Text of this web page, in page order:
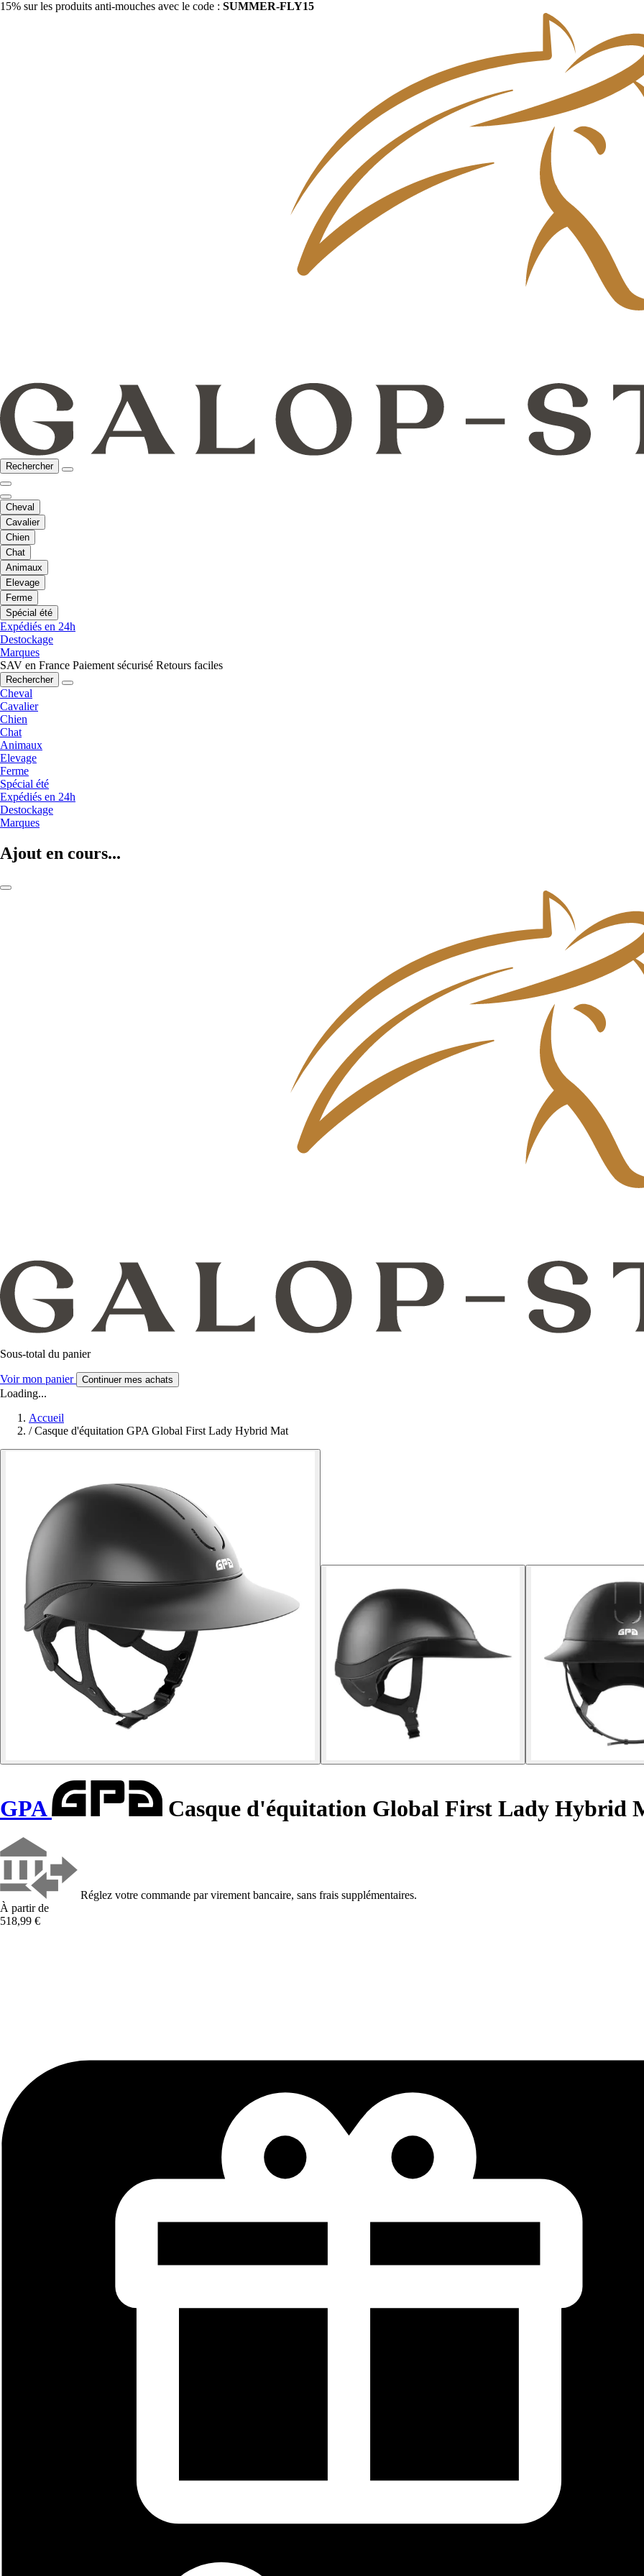
15% sur les produits anti-mouches avec le code : SUMMER-FLY15
Rechercher
Cheval
Cavalier
Chien
Chat
Animaux
Elevage
Ferme
Spécial été
Expédiés en 24h
Destockage
Marques
SAV en France Paiement sécurisé Retours faciles
Rechercher
Cheval
Cavalier
Chien
Chat
Animaux
Elevage
Ferme
Spécial été
Expédiés en 24h
Destockage
Marques
Ajout en cours...
Sous-total du panier
Voir mon panier Continuer mes achats
Loading...
Accueil
/ Casque d'équitation GPA Global First Lady Hybrid Mat
GPA Casque d'équitation Global First Lady Hybrid
Réglez votre commande par virement bancaire, sans frais supplémentaires.
À partir de
518,99 €